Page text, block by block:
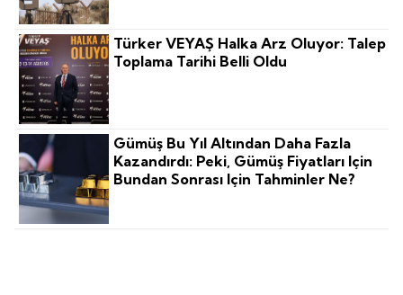
Türker VEYAŞ Halka Arz Oluyor: Talep
Toplama Tarihi Belli Oldu
Gümüş Bu Yıl Altından Daha Fazla
Kazandırdı: Peki, Gümüş Fiyatları Için
Bundan Sonrası Için Tahminler Ne?